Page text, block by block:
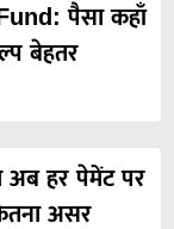
पैसा कहाँ
बेहतर
अब हर पेमेंट पर
असर